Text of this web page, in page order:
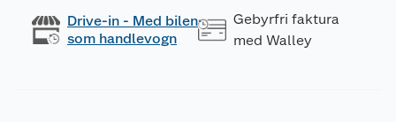
Drive-in - Med bilen
som handlevogn
Gebyrfri faktura
med Walley